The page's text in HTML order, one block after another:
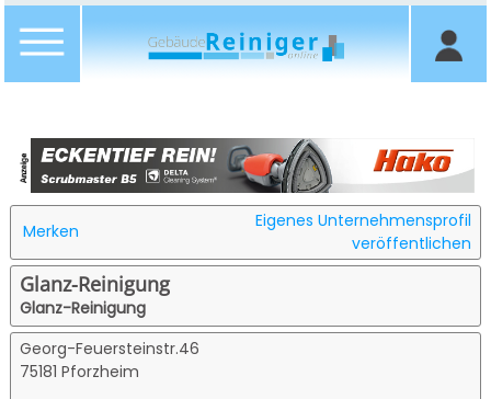
Merken
Eigenes Unternehmensprofil
veröffentlichen
Glanz-Reinigung
Glanz-Reinigung
Georg-Feuersteinstr.46
75181 Pforzheim